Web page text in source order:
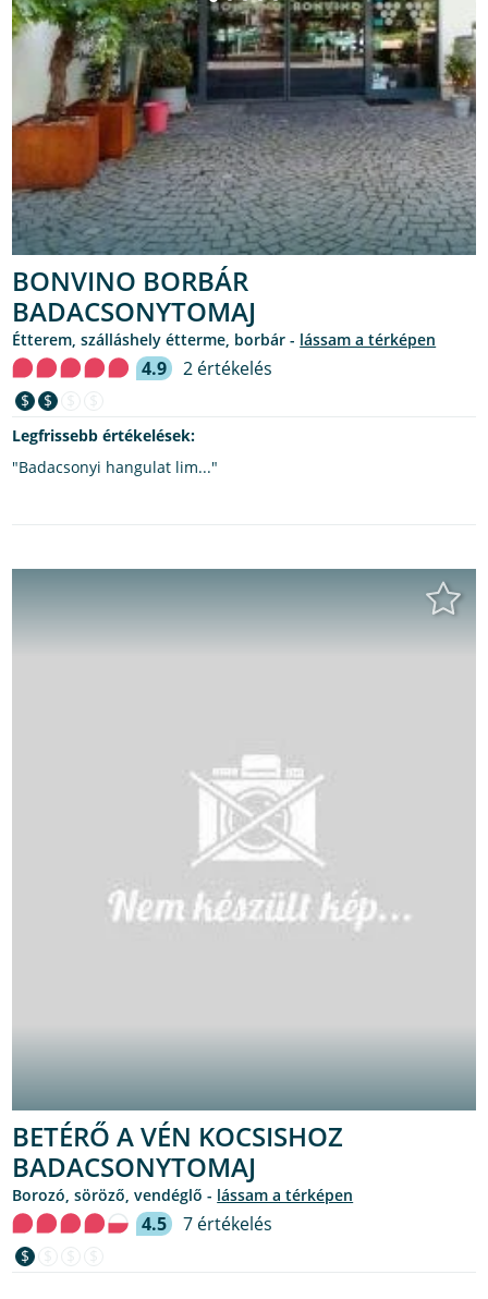
BONVINO BORBÁR
BADACSONYTOMAJ
étterem, szálláshely étterme, borbár - lássam a térképen
4.9 2 értékelés
$ $
Legfrissebb értékelések:
"Badacsonyi hangulat lim..."
BETÉRŐ A VÉN KOCSISHOZ
BADACSONYTOMAJ
borozó, söröző, vendéglő - lássam a térképen
4.5 7 értékelés
$